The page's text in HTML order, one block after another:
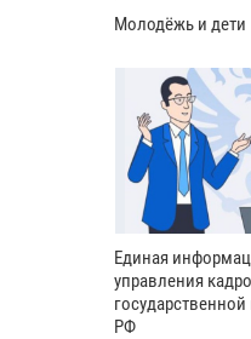
Молодёжь и дети
Единая
управления
РФ